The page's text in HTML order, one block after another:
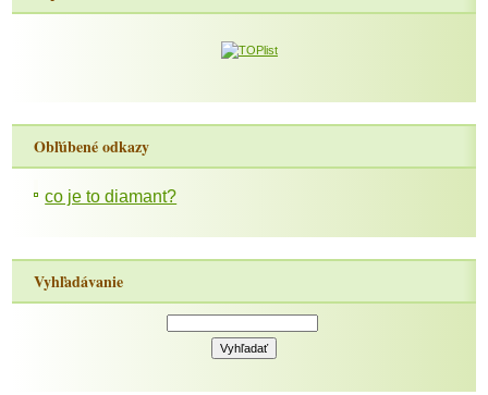
Obľúbené odkazy
co je to diamant?
Vyhľadávanie